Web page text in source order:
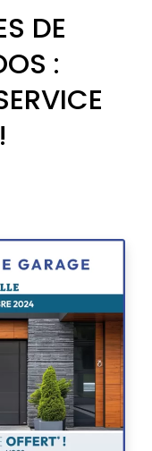
DE
: